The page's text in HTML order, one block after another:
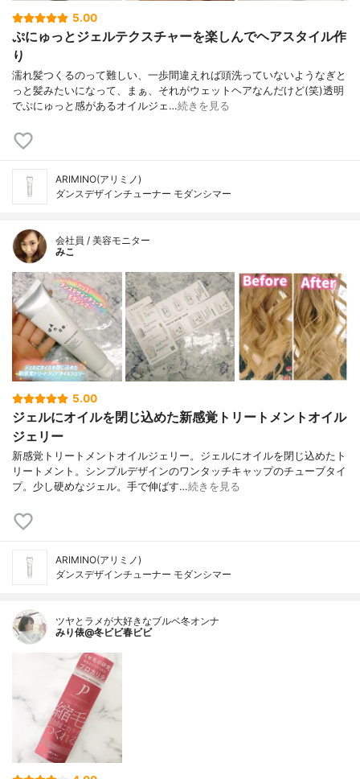
5.00
ぷにゅっとジェルテクスチャーを楽しんでヘアスタイル作
り
濡れ髪つくるのって難しい、一歩間違えれば頭洗っていないようなぎと
っと髪みたいになって、まぁ、それがウェットヘアなんだけど(笑)透明
でぷにゅっと感があるオイルジェ…続きを見る
ARIMINO(アリミノ)
ダンスデザインチューナー モダンシマー
会社員 / 美容モニター
みこ
5.00
ジェルにオイルを閉じ込めた新感覚トリートメントオイル
ジェリー
新感覚トリートメントオイルジェリー。ジェルにオイルを閉じ込めたト
リートメント。シンプルデザインのワンタッチキャップのチューブタイ
プ。少し硬めなジェル。手で伸ばす…続きを見る
ARIMINO(アリミノ)
ダンスデザインチューナー モダンシマー
ツヤとラメが大好きなブルベ冬オンナ
みり俵@冬ビビ春ビビ